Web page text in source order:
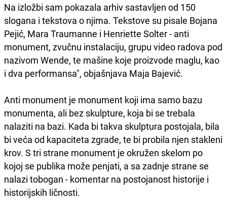
Na izložbi sam pokazala arhiv sastavljen od 150
slogana i tekstova o njima. Tekstove su pisale Bojana
Pejić, Mara Traumanne i Henriette Solter - anti
monument, zvučnu instalaciju, grupu video radova pod
nazivom Wende, te mašine koje proizvode maglu, kao
i dva performansa", objašnjava Maja Bajević.
Anti monument je monument koji ima samo bazu
monumenta, ali bez skulpture, koja bi se trebala
nalaziti na bazi. Kada bi takva skulptura postojala, bila
bi veća od kapaciteta zgrade, te bi probila njen stakleni
krov. S tri strane monument je okružen skelom po
kojoj se publika može penjati, a sa zadnje strane se
nalazi tobogan - komentar na postojanost historije i
historijskih ličnosti.